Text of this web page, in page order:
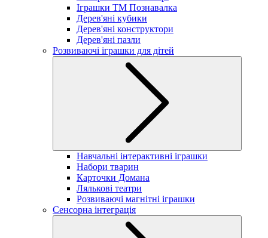
Іграшки ТМ Познавалка
Дерев'яні кубики
Дерев'яні конструктори
Дерев'яні пазли
Розвиваючі іграшки для дітей
Навчальні інтерактивні іграшки
Набори тварин
Карточки Домана
Лялькові театри
Розвиваючі магнітні іграшки
Сенсорна інтеграція